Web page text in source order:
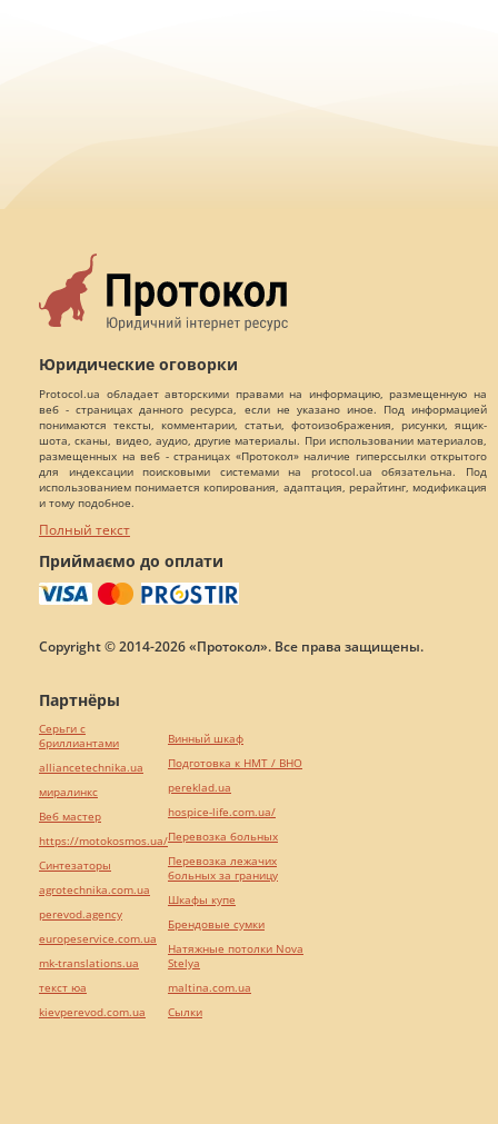
Юридические оговорки
Protocol.ua обладает авторскими правами на информацию, размещенную на
веб - страницах данного ресурса, если не указано иное. Под информацией
понимаются тексты, комментарии, статьи, фотоизображения, рисунки, ящик-
шота, сканы, видео, аудио, другие материалы. При использовании материалов,
размещенных на веб - страницах «Протокол» наличие гиперссылки открытого
для индексации поисковыми системами на protocol.ua обязательна. Под
использованием понимается копирования, адаптация, рерайтинг, модификация
и тому подобное.
Полный текст
Приймаємо до оплати
Copyright © 2014-2026 «Протокол». Все права защищены.
Партнёры
Серьги с
бриллиантами
alliancetechnika.ua
миралинкс
Веб мастер
https://motokosmos.ua/
Синтезаторы
agrotechnika.com.ua
perevod.agency
europeservice.com.ua
mk-translations.ua
текст юа
kievperevod.com.ua
Винный шкаф
Подготовка к НМТ / ВНО
pereklad.ua
hospice-life.com.ua/
Перевозка больных
Перевозка лежачих
больных за границу
Шкафы купе
Брендовые сумки
Натяжные потолки Nova
Stelya
maltina.com.ua
Cылки